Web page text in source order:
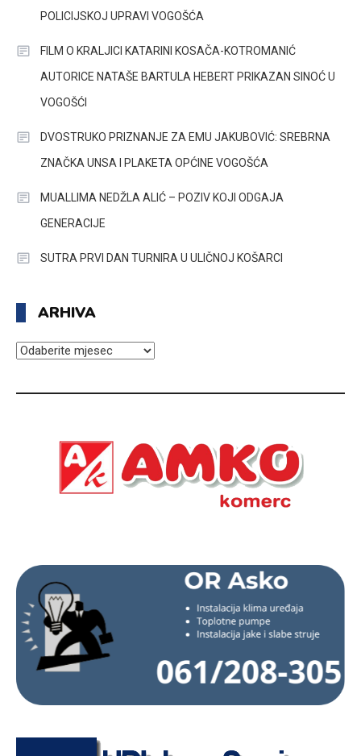
POLICIJSKOJ UPRAVI VOGOŠĆA
FILM O KRALJICI KATARINI KOSAČA-KOTROMANIĆ
AUTORICE NATAŠE BARTULA HEBERT PRIKAZAN SINOĆ U
VOGOŠĆI
DVOSTRUKO PRIZNANJE ZA EMU JAKUBOVIĆ: SREBRNA
ZNAČKA UNSA I PLAKETA OPĆINE VOGOŠĆA
MUALLIMA NEDŽLA ALIĆ – POZIV KOJI ODGAJA
GENERACIJE
SUTRA PRVI DAN TURNIRA U ULIČNOJ KOŠARCI
ARHIVA
ARHIVA